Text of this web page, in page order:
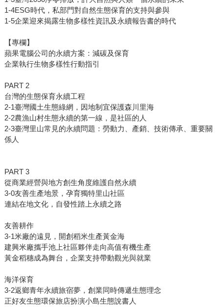
1-4ESG時代，私部門對自然生態保育的支持與參與
1-5企業迎來揭露生物多樣性資訊及永續報告書的時代
【專欄】
蘋果電腦公司的永續方案：減碳及保育
企業執行生物多樣性行動指引
PART 2
台灣的生態保育永續工程
2-1臺灣國土生態綠網，因地制宜保護森川里海
2-2農漁山村生態永續的第一線，是社區的人
2-3臺灣里山常見的永續問題：勞動力、產銷、技術傳承、重要關
係人
PART 3
從商業經營與地方創生角度維護自然永續
3-0友善生產地景，孕育獨特里山社區
連結在地文化，自發性踏上永續之路
友善耕作
3-1米廠的遠見，開創稻米生產黃金海
建興米廠攜手池上社區夥伴走向高值有機生產
黃金稻穗成為舞台，企業支持帶動觀光與就業
海洋保育
3-2返鄉青年永續旅宿夢，創業同時傳遞生態理念
正好友生態環保旅店扮演小島生態說書人